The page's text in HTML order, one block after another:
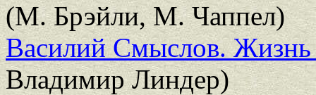
(М. Брэйли, М. Чаппел)
Василий Смыслов. Жизнь
Владимир Линдер)